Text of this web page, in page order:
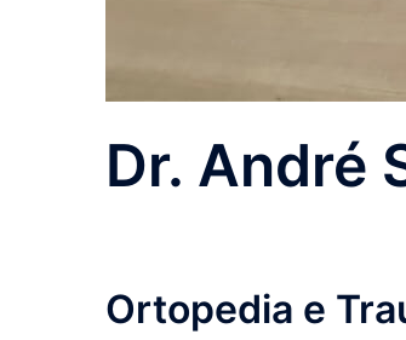
Dr. André
Ortopedia e